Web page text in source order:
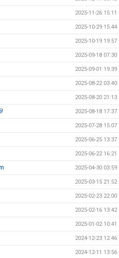
2025-11-26 15:11
2025-10-29 15:44
2025-10-19 19:57
2025-09-18 07:30
2025-09-01 19:39
2025-08-22 03:40
2025-08-20 21:13
2025-08-18 17:37
2025-07-28 15:07
2025-06-25 13:37
2025-06-22 16:21
2025-04-30 03:59
2025-03-15 21:52
2025-02-23 22:00
2025-02-16 13:42
2025-01-02 10:41
2024-12-23 12:46
2024-12-11 13:56